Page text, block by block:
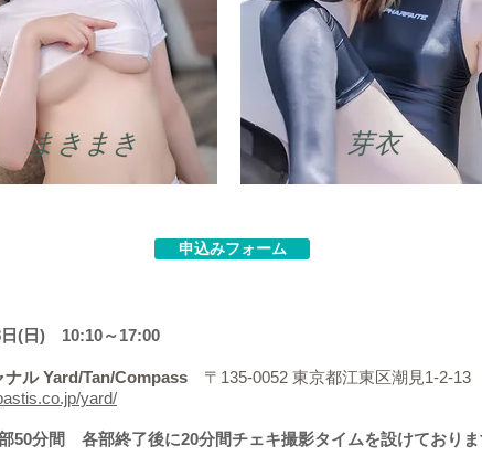
​まきまき 芽衣
申込みフォーム
日(日) 10:10～17:00
ナル Yard/Tan/Compass
〒135-0052 東京都江東区潮見1-2-13
yard/
50分間 各部終了後に20分間チェキ撮影タイムを設けており